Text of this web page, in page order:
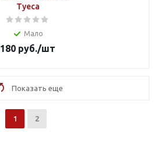
Туеса
Мало
180 руб./шт
Показать еще
1 2